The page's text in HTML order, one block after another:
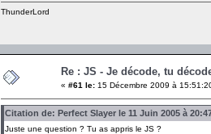
ThunderLord
Re : JS - Je décode, tu
« #61 le: 15 Décembre 2009 à
Citation de: Perfect Slayer le 11 Juin 2005 à
Juste une question ? Tu as appris le JS ?